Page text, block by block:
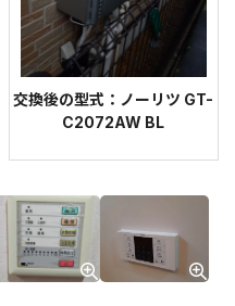
交換後の型式：ノーリツ GT-
C2072AW BL